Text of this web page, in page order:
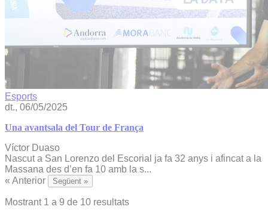
Esports
dt., 06/05/2025
Una avantsala del Tour de França
Víctor Duaso
Nascut a San Lorenzo del Escorial ja fa 32 anys i afincat a la
Massana des d’en fa 10 amb la s...
« Anterior
Següent »
Mostrant 1 a 9 de 10 resultats